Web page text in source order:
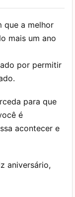
que a melhor
mais um ano
por permitir
para que
é
acontecer e
aniversário,